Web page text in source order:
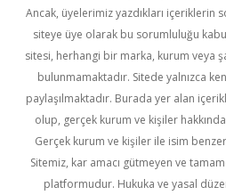
Ancak, üyelerimiz yazdıkları içeriklerin
siteye üye olarak bu sorumluluğu
sitesi, herhangi bir marka, kurum veya
bulunmamaktadır. Sitede yalnızca
paylaşılmaktadır. Burada yer alan
olup, gerçek kurum ve kişiler
Gerçek kurum ve kişiler ile isim
Sitemiz, kar amacı gütmeyen ve
platformudur. Hukuka ve yasal